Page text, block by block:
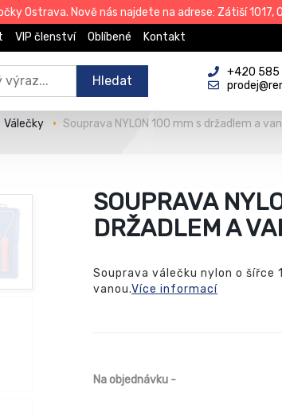
Ostrava. Nově nás najdete na adrese: Zátiší 1017,
VIP členství Oblíbené Kontakt
Hledat
+420 585
Válečky Souprava NYLON 100 mm s držadlem a
SOUPRAVA
DRŽADLEM A
Souprava válečku nylon o šířce
vanou.Více informací
Na objednávku -